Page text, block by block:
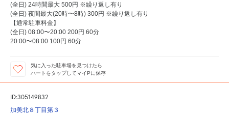
(全日) 24時間最大 500円 ※繰り返し有り
(全日) 夜間最大(20時〜8時) 300円 ※繰り返し有り
【通常駐車料金】
(全日) 08:00〜20:00 200円 60分
20:00〜08:00 100円 60分
気に入った駐車場を見つけたら
ハートをタップしてマイPに保存
ID:305149832
加美北８丁目第３